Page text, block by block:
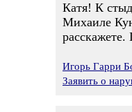
Катя! К
Михаиле
Игорь Гарри
Заявить о